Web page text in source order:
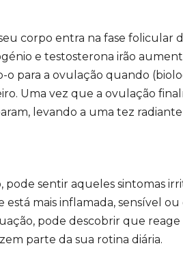
corpo entra na fase folicular
e testosterona irão
o para a ovulação quando
Uma vez que a ovulação
levando a uma tez
sentir aqueles sintomas
mais inflamada, sensível ou
pode descobrir que
parte da sua rotina diária.